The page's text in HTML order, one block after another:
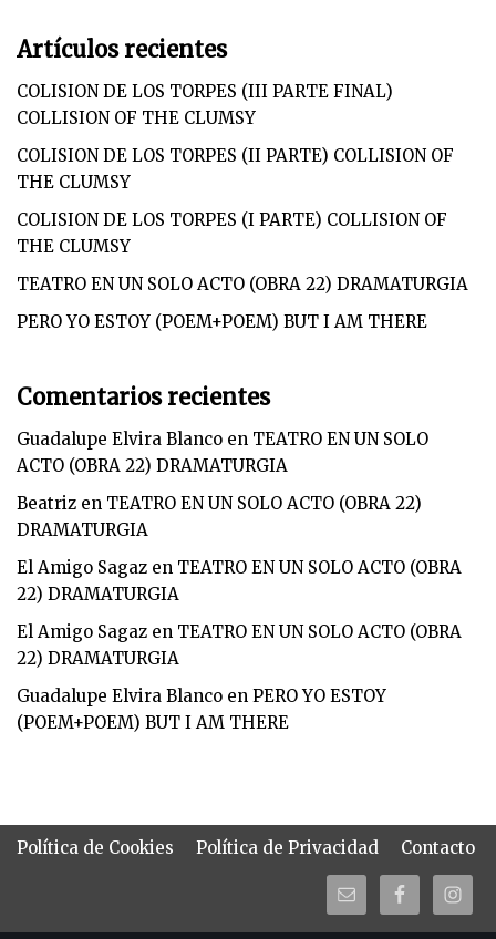
Artículos recientes
COLISION DE LOS TORPES (III PARTE FINAL)
COLLISION OF THE CLUMSY
COLISION DE LOS TORPES (II PARTE) COLLISION OF
THE CLUMSY
COLISION DE LOS TORPES (I PARTE) COLLISION OF
THE CLUMSY
TEATRO EN UN SOLO ACTO (OBRA 22) DRAMATURGIA
PERO YO ESTOY (POEM+POEM) BUT I AM THERE
Comentarios recientes
Guadalupe Elvira Blanco en TEATRO EN UN SOLO
ACTO (OBRA 22) DRAMATURGIA
Beatriz en TEATRO EN UN SOLO ACTO (OBRA 22)
DRAMATURGIA
El Amigo Sagaz en TEATRO EN UN SOLO ACTO (OBRA
22) DRAMATURGIA
El Amigo Sagaz en TEATRO EN UN SOLO ACTO (OBRA
22) DRAMATURGIA
Guadalupe Elvira Blanco en PERO YO ESTOY
(POEM+POEM) BUT I AM THERE
Política de Cookies Política de Privacidad Contacto